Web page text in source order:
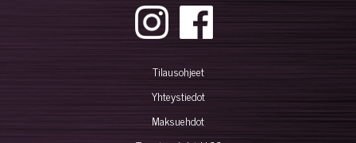
Tilausohjeet
Yhteystiedot
Maksuehdot